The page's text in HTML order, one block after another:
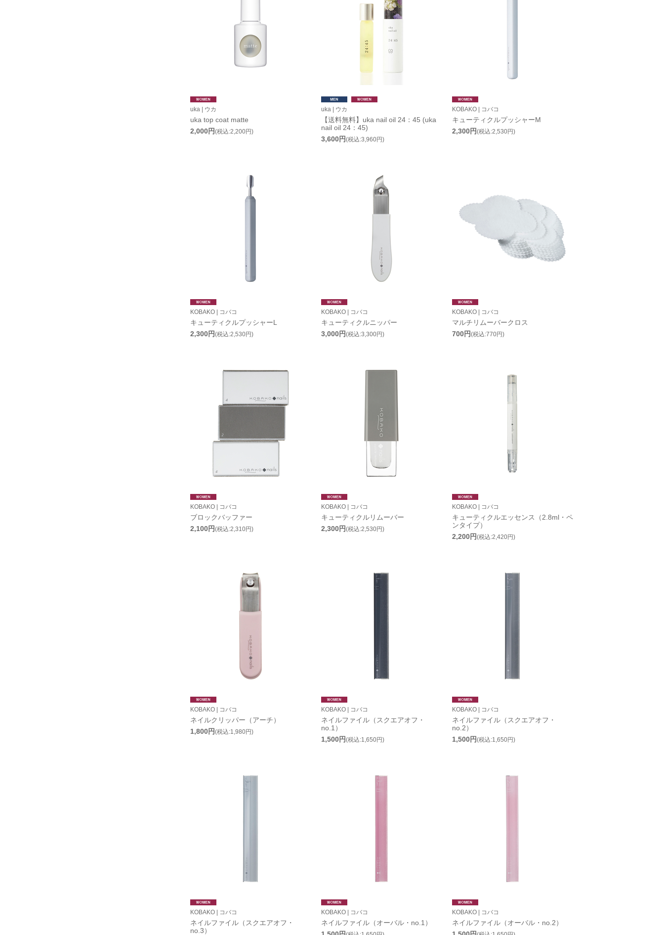
uka | ウカ
uka top coat matte
2,000円(税込:2,200円)
uka | ウカ
【送料無料】uka nail oil 24：45 (uka
nail oil 24：45)
3,600円(税込:3,960円)
KOBAKO | コバコ
キューティクルプッシャーM
2,300円(税込:2,530円)
KOBAKO | コバコ
キューティクルプッシャーL
2,300円(税込:2,530円)
KOBAKO | コバコ
キューティクルニッパー
3,000円(税込:3,300円)
KOBAKO | コバコ
マルチリムーバークロス
700円(税込:770円)
KOBAKO | コバコ
ブロックバッファー
2,100円(税込:2,310円)
KOBAKO | コバコ
キューティクルリムーバー
2,300円(税込:2,530円)
KOBAKO | コバコ
キューティクルエッセンス（2.8ml・ペ
ンタイプ）
2,200円(税込:2,420円)
KOBAKO | コバコ
ネイルクリッパー（アーチ）
1,800円(税込:1,980円)
KOBAKO | コバコ
ネイルファイル（スクエアオフ・
no.1）
1,500円(税込:1,650円)
KOBAKO | コバコ
ネイルファイル（スクエアオフ・
no.2）
1,500円(税込:1,650円)
KOBAKO | コバコ
ネイルファイル（スクエアオフ・
no.3）
KOBAKO | コバコ
ネイルファイル（オーバル・no.1）
KOBAKO | コバコ
ネイルファイル（オーバル・no.2）